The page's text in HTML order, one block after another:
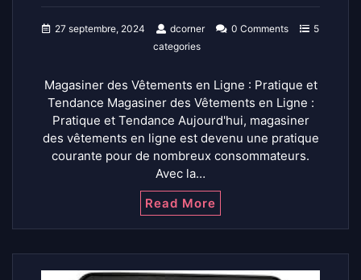
27 septembre, 2024 dcorner 0 Comments
5
categories
Magasiner des Vêtements en Ligne : Pratique et
Tendance Magasiner des Vêtements en Ligne :
Pratique et Tendance Aujourd'hui, magasiner
des vêtements en ligne est devenu une pratique
courante pour de nombreux consommateurs.
Avec la…
Read More